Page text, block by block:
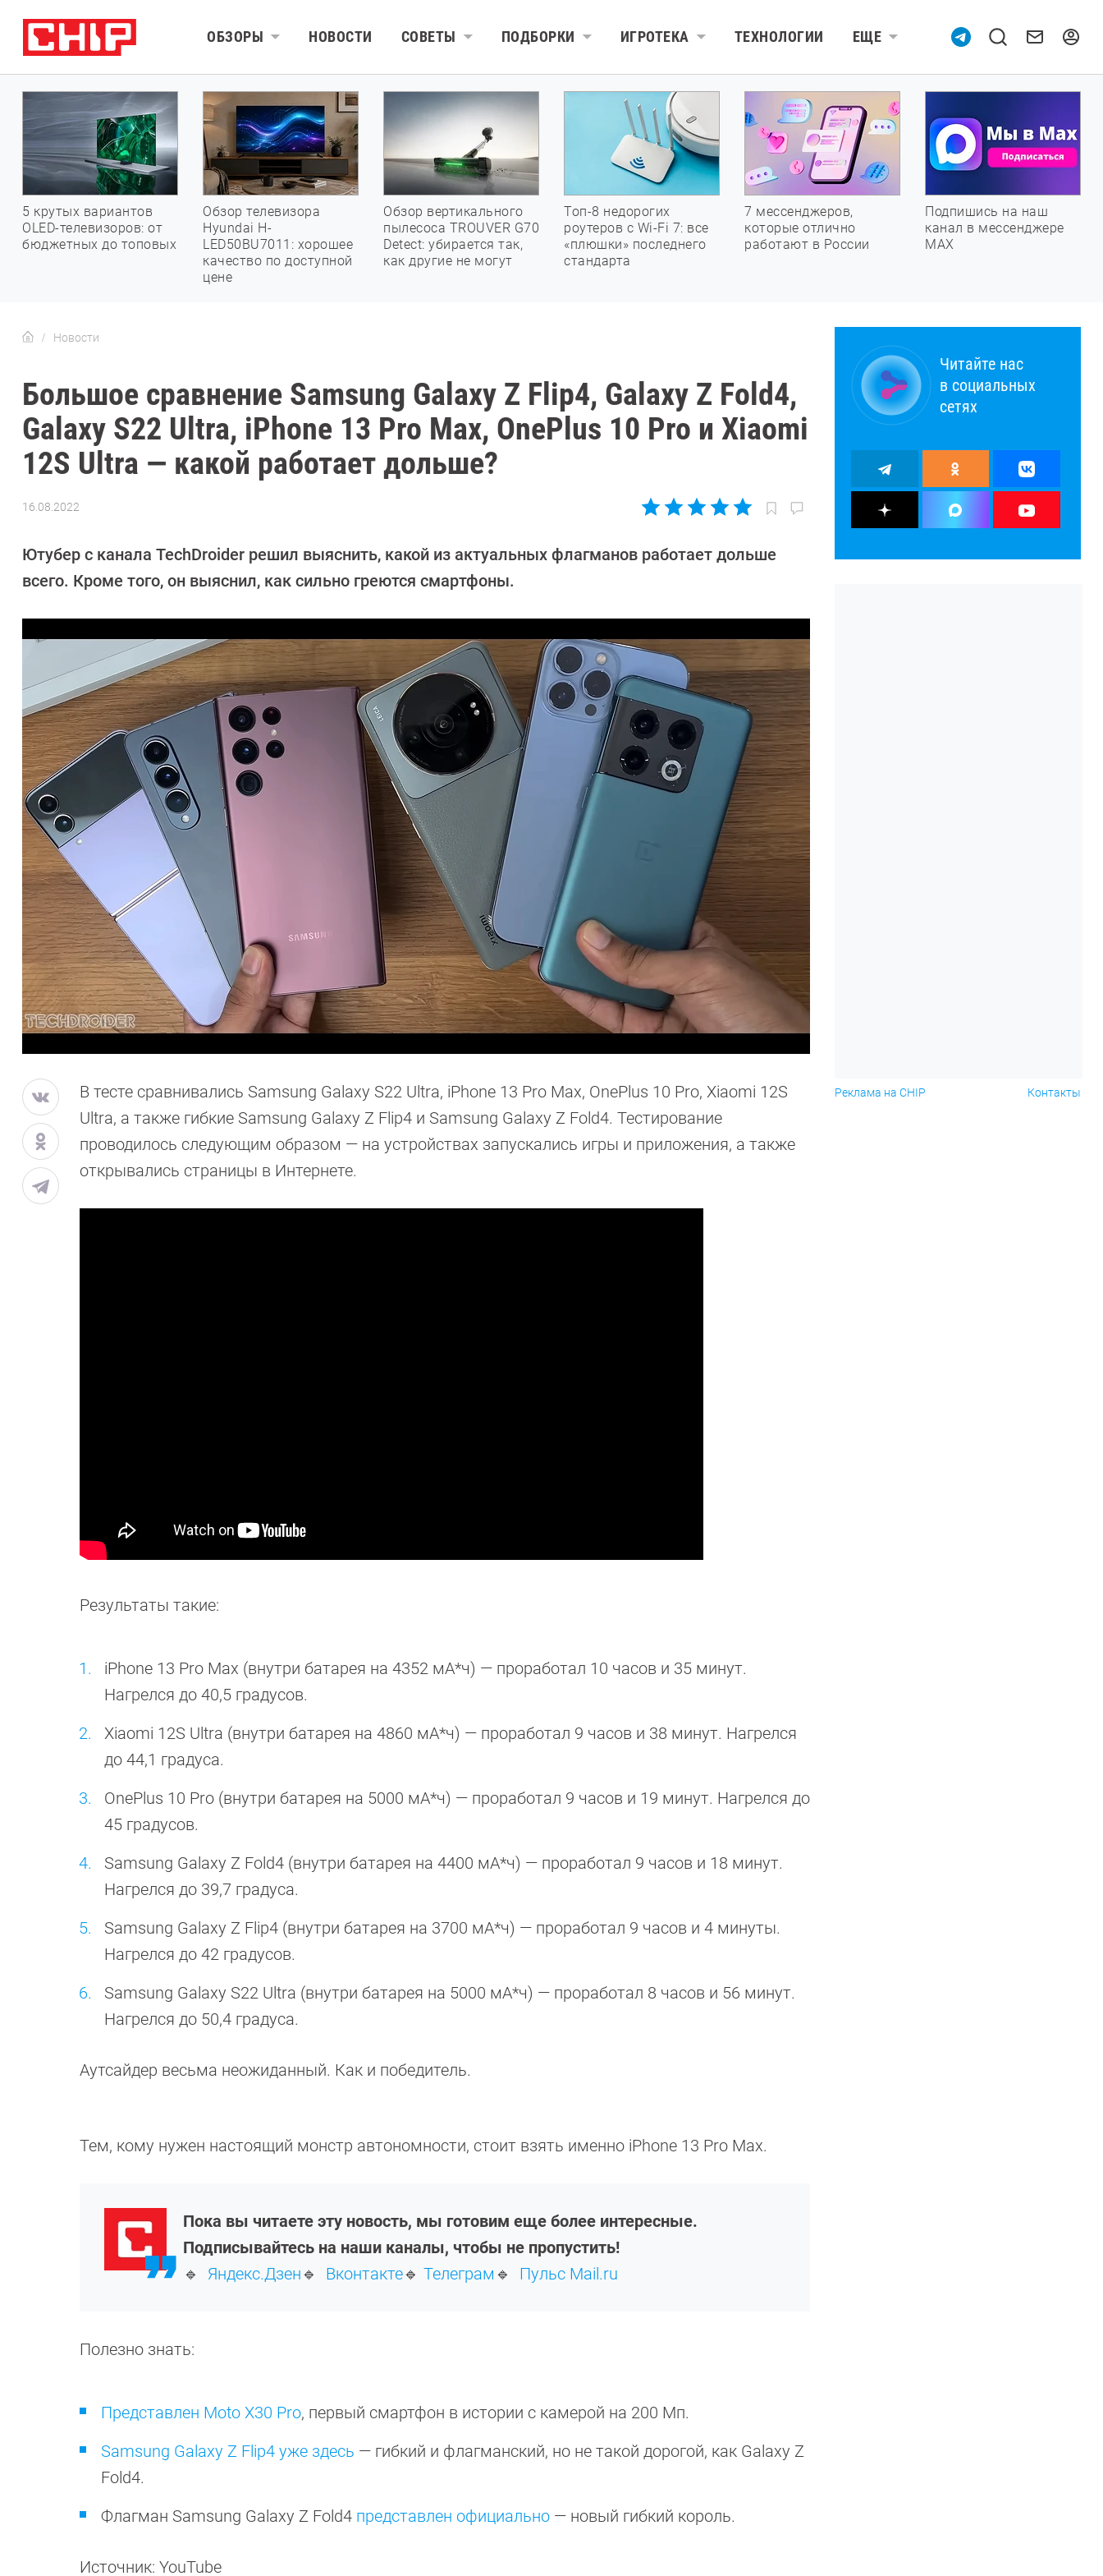
ОБЗОРЫ НОВОСТИ СОВЕТЫ ПОДБОРКИ ИГРОТЕКА ТЕХНОЛОГИИ ЕЩЕ
5 крутых вариантов
OLED-телевизоров: от
бюджетных до топовых
Обзор телевизора
Hyundai H-
LED50BU7011: хорошее
качество по доступной
цене
Обзор вертикального
пылесоса TROUVER G70
Detect: убирается так,
как другие не могут
Топ-8 недорогих
роутеров с Wi-Fi 7: все
«плюшки» последнего
стандарта
7 мессенджеров,
которые отлично
работают в России
Подпишись на наш
канал в мессенджере
МАХ
Новости
Большое сравнение Samsung Galaxy Z Flip4, Galaxy Z Fold4,
Galaxy S22 Ultra, iPhone 13 Pro Max, OnePlus 10 Pro и Xiaomi
12S Ultra — какой работает дольше?
16.08.2022
Калашников
Ютубер с канала TechDroider решил выяснить, какой из актуальных флагманов работает дольше
всего. Кроме того, он выяснил, как сильно греются смартфоны.
В тесте сравнивались Samsung Galaxy S22 Ultra, iPhone 13 Pro Max, OnePlus 10 Pro, Xiaomi 12S
Ultra, а также гибкие Samsung Galaxy Z Flip4 и Samsung Galaxy Z Fold4. Тестирование
проводилось следующим образом — на устройствах запускались игры и приложения, а также
открывались страницы в Интернете.
Результаты такие:
iPhone 13 Pro Max (внутри батарея на 4352 мА*ч) — проработал 10 часов и 35 минут.
Нагрелся до 40,5 градусов.
Xiaomi 12S Ultra (внутри батарея на 4860 мА*ч) — проработал 9 часов и 38 минут. Нагрелся
до 44,1 градуса.
OnePlus 10 Pro (внутри батарея на 5000 мА*ч) — проработал 9 часов и 19 минут. Нагрелся до
45 градусов.
Samsung Galaxy Z Fold4 (внутри батарея на 4400 мА*ч) — проработал 9 часов и 18 минут.
Нагрелся до 39,7 градуса.
Samsung Galaxy Z Flip4 (внутри батарея на 3700 мА*ч) — проработал 9 часов и 4 минуты.
Нагрелся до 42 градусов.
Samsung Galaxy S22 Ultra (внутри батарея на 5000 мА*ч) — проработал 8 часов и 56 минут.
Нагрелся до 50,4 градуса.
Аутсайдер весьма неожиданный. Как и победитель.
Тем, кому нужен настоящий монстр автономности, стоит взять именно iPhone 13 Pro Max.
Пока вы читаете эту новость, мы готовим еще более интересные.
Подписывайтесь на наши каналы, чтобы не пропустить!
🔹 Яндекс.Дзен🔹 Вконтакте🔹 Телеграм 🔹 Пульс Mail.ru
Полезно знать:
Представлен Moto X30 Pro, первый смартфон в истории с камерой на 200 Мп.
Samsung Galaxy Z Flip4 уже здесь — гибкий и флагманский, но не такой дорогой, как Galaxy Z
Fold4.
Флагман Samsung Galaxy Z Fold4 представлен официально — новый гибкий король.
Источник: YouTube
Читайте нас
в социальных
сетях
Реклама на CHIP Контакты